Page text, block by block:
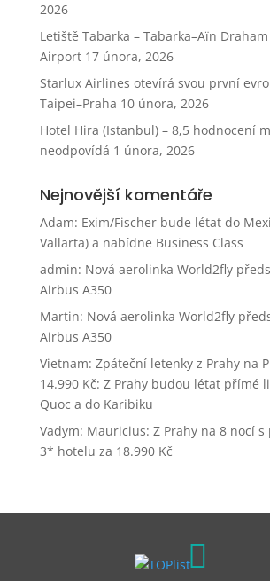
2026
Letiště Tabarka – Tabarka–Aïn
Airport 17 února, 2026
Starlux Airlines otevírá svou první
Taipei–Praha 10 února, 2026
Hotel Hira (Istanbul) – 8,5 hodnocení
neodpovídá 1 února, 2026
Nejnovější komentáře
Adam: Exim/Fischer bude létat do
Vallarta) a nabídne Business Class
admin: Nová aerolinka World2fly
Airbus A350
Martin: Nová aerolinka World2fly
Airbus A350
Vietnam: Zpáteční letenky z Prahy na
14.990 Kč: Z Prahy budou létat přímé
Quoc a do Karibiku
Vadym: Mauricius: Z Prahy na 8 nocí
3* hotelu za 18.990 Kč
